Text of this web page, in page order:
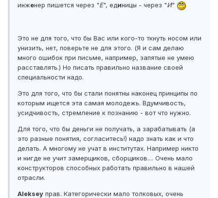
инженер пишется через "Е", единицы - через "И"
Это не для того, что бы Вас или кого-то ткнуть носом или
унизить, нет, поверьте не для этого. (Я и сам делаю
много ошибок при письме, например, запятые не умею
расставлять.) Но писать правильно название своей
специальности надо.
Это для того, что бы стали понятны наконец принципы по
которым ищется эта самая молодежь. Вдумчивость,
усидчивость, стремление к познанию - вот что нужно.
Для того, что бы деньги не получать, а зарабатывать (а
это разные понятия, согласитесь!) надо знать как и что
делать. А многому не учат в институтах. Например никто
и нигде не учит замерщиков, сборщиков.... Очень мало
конструкторов способных работать правильно в нашей
отрасли.
Aleksey прав. Категорически мало толковых, очень